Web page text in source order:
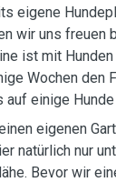
eigene
wir uns freuen
ist mit
Wochen den
auf einige
eigenen
natürlich nur
Bevor wir